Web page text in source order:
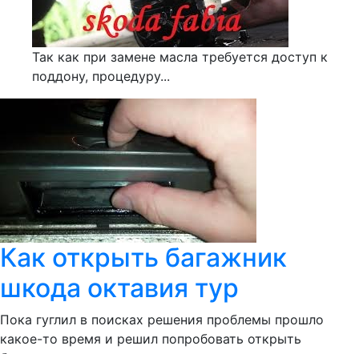
Так как при замене масла требуется доступ к
поддону, процедуру...
Как открыть багажник
шкода октавия тур
Пока гуглил в поисках решения проблемы прошло
какое-то время и решил попробовать открыть